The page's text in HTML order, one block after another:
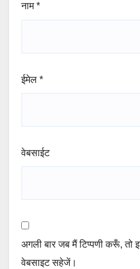
नाम*
ईमेल *
वेबसाईट
अगली बार जब मैं टिप्पणी करूँ, तो
वेबसाइट सहेजें।